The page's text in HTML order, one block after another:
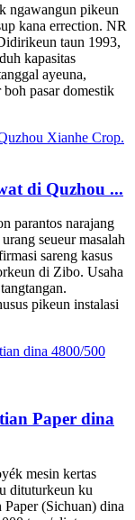
ngawangun pikeun
kana errection. NR
taun 1993,
kapasitas
ayeuna,
pasar domestik
di Quzhou ...
parantos narajang
seueur masalah
sareng kasus
di Zibo. Usaha
pikeun instalasi
Paper dina
mesin kertas
dituturkeun ku
(Sichuan) dina